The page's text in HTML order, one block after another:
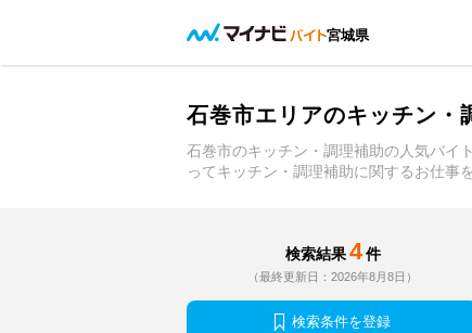
宮城県
石巻市エリアのキッチン・
石巻市のキッチン・調理補助の人気バイ
ってキッチン・調理補助に関するお仕事
検索結果 4 件
（最終更新日：2026年8月8日）
検索条件を登録